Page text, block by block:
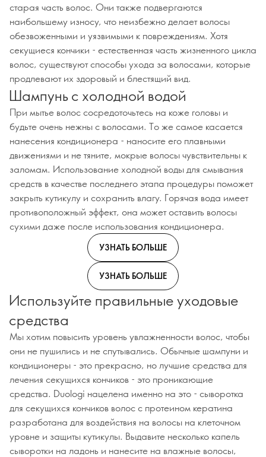
старая часть волос. Они также подвергаются
наибольшему износу, что неизбежно делает волосы
обезвоженными и уязвимыми к повреждениям. Хотя
секущиеся кончики - естественная часть жизненного цикла
волос, существуют способы ухода за волосами, которые
продлевают их здоровый и блестящий вид.
Шампунь с холодной водой
При мытье волос сосредоточьтесь на коже головы и
будьте очень нежны с волосами. То же самое касается
нанесения кондиционера - наносите его плавными
движениями и не тяните, мокрые волосы чувствительны к
заломам. Использование холодной воды для смывания
средств в качестве последнего этапа процедуры поможет
закрыть кутикулу и сохранить влагу. Горячая вода имеет
противоположный эффект, она может оставить волосы
сухими даже после использования кондиционера.
УЗНАТЬ БОЛЬШЕ
УЗНАТЬ БОЛЬШЕ
Используйте правильные уходовые
средства
Мы хотим повысить уровень увлажненности волос, чтобы
они не пушились и не спутывались. Обычные шампуни и
кондиционеры - это прекрасно, но лучшие средства для
лечения секущихся кончиков - это проникающие
средства. Duologi нацелена именно на это - сыворотка
для секущихся кончиков волос с протеином кератина
разработана для воздействия на волосы на клеточном
уровне и защиты кутикулы. Выдавите несколько капель
сыворотки на ладонь и нанесите на влажные волосы,